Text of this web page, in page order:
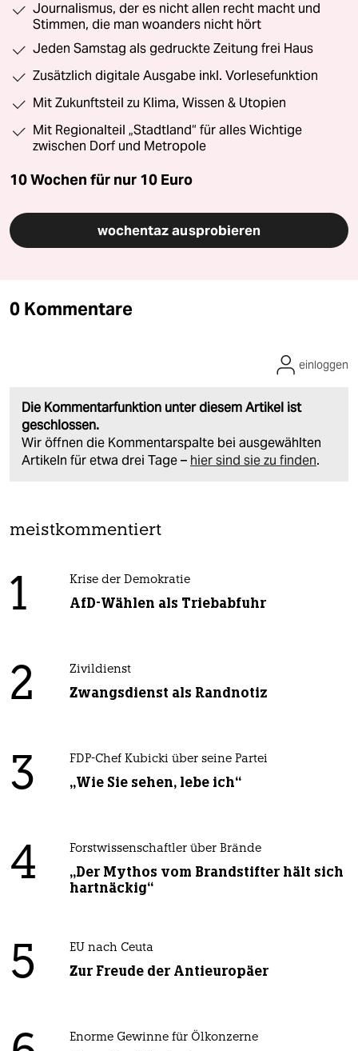
Journalismus, der es nicht allen recht macht und
Stimmen, die man woanders nicht hört
Jeden Samstag als gedruckte Zeitung frei Haus
Zusätzlich digitale Ausgabe inkl. Vorlesefunktion
Mit Zukunftsteil zu Klima, Wissen & Utopien
Mit Regionalteil „Stadtland“ für alles Wichtige
zwischen Dorf und Metropole
10 Wochen für nur 10 Euro
wochentaz ausprobieren
0 Kommentare
Die Kommentarfunktion unter diesem Artikel ist
geschlossen.
Wir öffnen die Kommentarspalte bei ausgewählten
Artikeln für etwa drei Tage – hier sind sie zu finden.
einloggen
meistkommentiert
1 Krise der Demokratie
AfD-Wählen als Triebabfuhr
2 Zivildienst
Zwangsdienst als Randnotiz
3 FDP-Chef Kubicki über seine Partei
„Wie Sie sehen, lebe ich“
4 Forstwissenschaftler über Brände
„Der Mythos vom Brandstifter hält sich
hartnäckig“
5 EU nach Ceuta
Zur Freude der Antieuropäer
Enorme Gewinne für Ölkonzerne